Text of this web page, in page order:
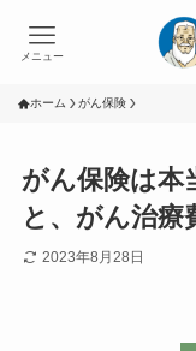
メニュー
ホーム がん保険
がん保険は本
と、がん治療
2023年8月28日